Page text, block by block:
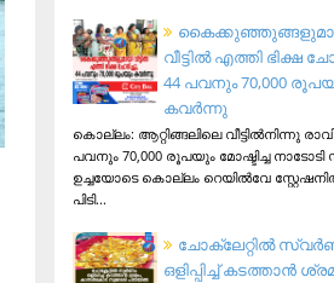
വീട്ടിൽ എത്തി ഭിക്ഷ
44 പവനും 70,000
കവർന്നു
കൊല്ലം: ആറ്റിങ്ങലിലെ വീട്ടിൽനിന്നു
പവനും 70,000 രൂപയും മോഷ്ടിച്ച നാടോടി
ഉച്ചയോടെ കൊല്ലം റെയിൽവേ
പിടി...
ചോക്ലേറ്റിൽ
ഒളിപ്പിച്ച് കടത്താൻ